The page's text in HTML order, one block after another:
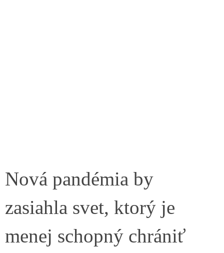
Nová pandémia by
zasiahla svet, ktorý je
menej schopný chrániť